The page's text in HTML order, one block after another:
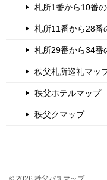
札所1番から10番
札所11番から28番
札所29番から34番
秩父札所巡礼マッ
秩父ホテルマップ
秩父クマップ